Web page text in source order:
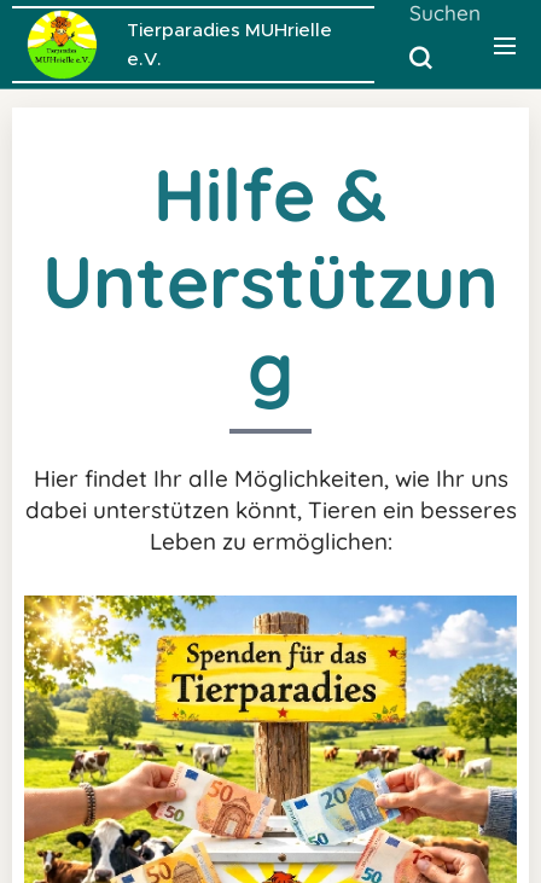
Tierparadies MUHrielle
e.V.
Suchen
Hilfe &
Unterstützun
g
Hier findet Ihr alle Möglichkeiten, wie Ihr uns
dabei unterstützen könnt, Tieren ein besseres
Leben zu ermöglichen: